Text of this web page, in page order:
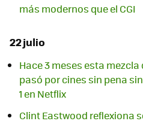
más modernos que el CGI
22 julio
Hace 3 meses esta
pasó por cines sin pena
1 en Netflix
Clint Eastwood reflexiona